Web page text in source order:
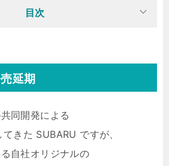
目次
延期
同開発による
きた SUBARU ですが、
自社オリジナルの